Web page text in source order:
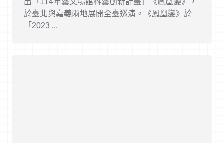
於臺北與嘉義兩地展開全臺巡演。《鳳凰變》於
「2023 ...